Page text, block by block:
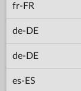
fr-FR
de-DE
de-DE
es-ES